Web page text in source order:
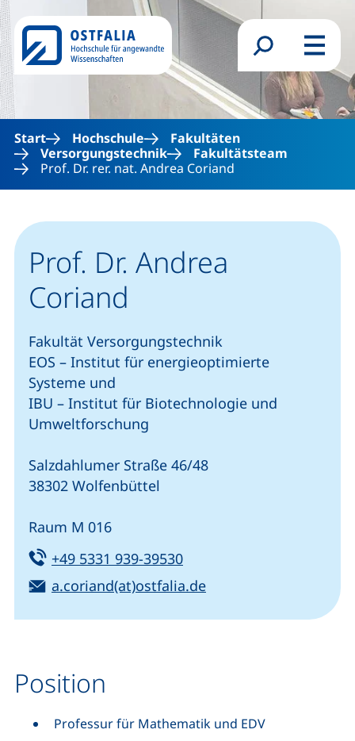
Direkt zum Inhalt
Suchformular
Menü
Start Hochschule
Fakultäten
Versorgungstechnik
Fakultätsteam
Prof. Dr. rer. nat. Andrea Coriand
Prof. Dr. Andrea
Coriand
Fakultät Versorgungstechnik
EOS – Institut für energieoptimierte
Systeme und
IBU – Institut für Biotechnologie und
Umweltforschung
Salzdahlumer Straße 46/48
38302 Wolfenbüttel
Raum M 016
Tel:
+49 5331 939-39530(startet einen
E-Mail:
a.coriand(at)ostfalia.de(öffnet Ihr E-Mail-
Position
Professur für Mathematik und EDV